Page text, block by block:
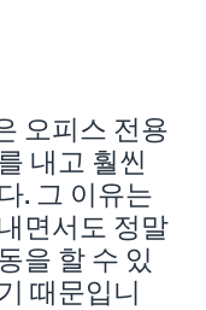
오피스 전용
내고 훨씬
. 그 이유는
면서도 정말
을 할 수 있
때문입니